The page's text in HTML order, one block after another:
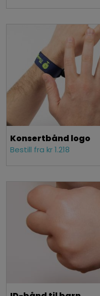
Konsert­bånd logo
Bestill fra kr 1.218